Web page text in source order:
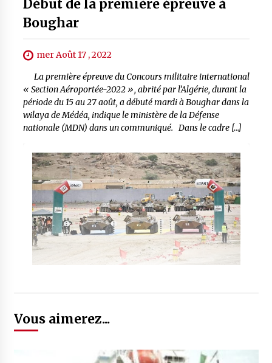
Début de la première épreuve à
Boughar
mer Août 17 , 2022
La première épreuve du Concours militaire international
« Section Aéroportée-2022 », abrité par l’Algérie, durant la
période du 15 au 27 août, a débuté mardi à Boughar dans la
wilaya de Médéa, indique le ministère de la Défense
nationale (MDN) dans un communiqué. Dans le cadre […]
Vous aimerez...